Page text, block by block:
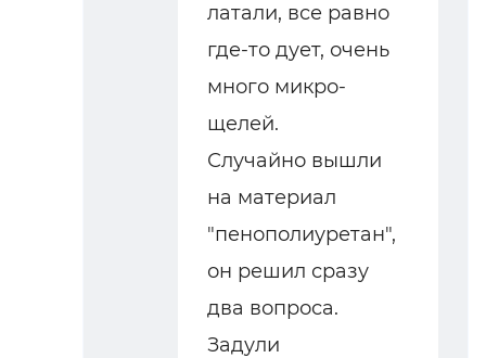
латали, все равно
где-то дует, очень
много микро-
щелей.
Случайно вышли
на материал
"пенополиуретан",
он решил сразу
два вопроса.
Задули